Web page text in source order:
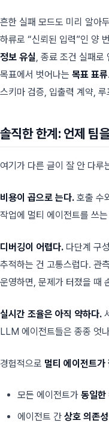
흔한 실패 모드도 미리 알아
하류로 “신뢰된 입력”인 양
정보 유실 , 종료 조건 실패로
목표에서 벗어나는 목표 표류
스키마 검증, 입출력 계약,
솔직한 한계: 언제 팀
여기가 다른 글이 잘 안 다루
비용이 곱으로 는다. 호출 수
작업에 멀티 에이전트를 쓰
디버깅이 어렵다. 다단계 구
추적하는 건 고통스럽다. 관
운영하면, 문제가 터졌을 때
실시간 조율은 아직 약하다.
LLM 에이전트들은 종종 엇
경험적으로 멀티 에이전트가
모든 에이전트가 동일한
에이전트 간 상호 의존